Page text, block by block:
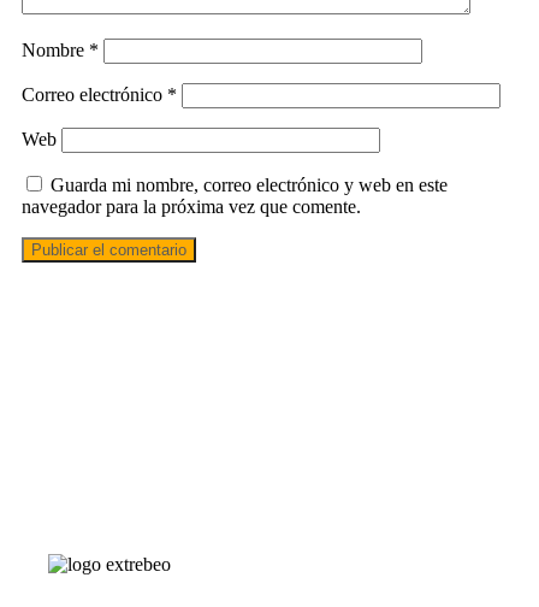
Nombre *
Correo electrónico *
Web
Guarda mi nombre, correo electrónico y web en este
navegador para la próxima vez que comente.